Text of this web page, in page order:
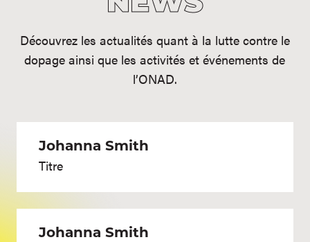
Découvrez les actualités quant à la lutte contre le
dopage ainsi que les activités et événements de
l’ONAD.
Johanna Smith
Titre
Johanna Smith